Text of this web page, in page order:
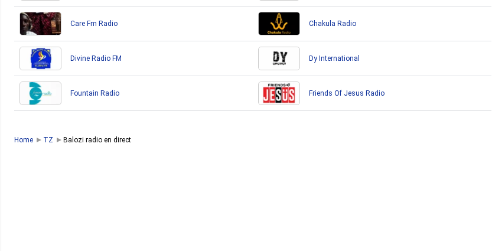
Care Fm Radio Chakula Radio
Divine Radio FM Dy International
Fountain Radio Friends Of Jesus Radio
Home TZ Balozi radio en direct